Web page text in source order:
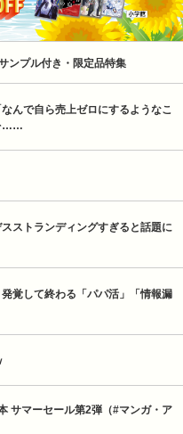
ンプル付き・限定品特集
んで自ら売上ゼロにするようなこ
……
ストランディングすぎると話題に
覚して終わる「パパ活」「情報漏
サマーセール第2弾（#マンガ・ア